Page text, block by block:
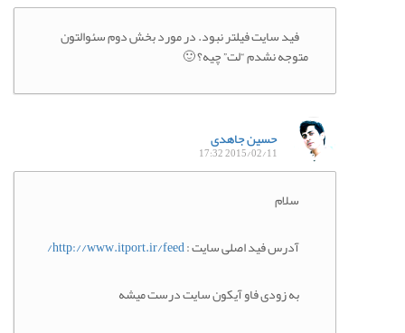
فید سایت فیلتر نبود. در مورد بخش دوم سئوالتون
متوجه نشدم “لت” چیه؟ 🙂
حسین جاهدی
2015/02/11 17:32
سلام
آدرس فید اصلی سایت :http://www.itport.ir/feed/
به زودی فاو آیکون سایت درست میشه